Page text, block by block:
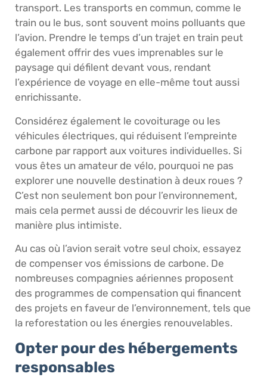
transport. Les transports en commun, comme le
train ou le bus, sont souvent moins polluants que
l’avion. Prendre le temps d’un trajet en train peut
également offrir des vues imprenables sur le
paysage qui défilent devant vous, rendant
l’expérience de voyage en elle-même tout aussi
enrichissante.
Considérez également le covoiturage ou les
véhicules électriques, qui réduisent l’empreinte
carbone par rapport aux voitures individuelles. Si
vous êtes un amateur de vélo, pourquoi ne pas
explorer une nouvelle destination à deux roues ?
C’est non seulement bon pour l’environnement,
mais cela permet aussi de découvrir les lieux de
manière plus intimiste.
Au cas où l’avion serait votre seul choix, essayez
de compenser vos émissions de carbone. De
nombreuses compagnies aériennes proposent
des programmes de compensation qui financent
des projets en faveur de l’environnement, tels que
la reforestation ou les énergies renouvelables.
Opter pour des hébergements
responsables